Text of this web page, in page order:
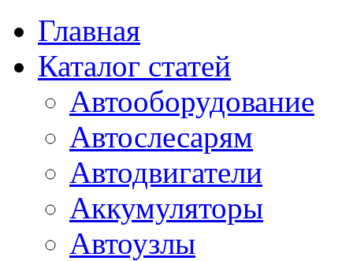
Главная
Каталог статей
Автооборудование
Автослесарям
Автодвигатели
Аккумуляторы
Автоузлы